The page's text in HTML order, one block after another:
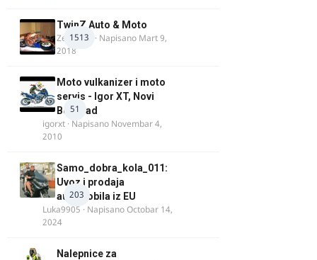
1513
TwinZ Auto & Moto
Zeljkamp · Napisano Mart 9,
2018
51
Moto vulkanizer i moto
servis - Igor XT, Novi
Beograd
igorxt · Napisano Novembar 4,
2010
203
Samo_dobra_kola_011:
Uvoz i prodaja
automobila iz EU
Luka9905 · NapisanoOctobar 14,
2024
Nalepnice za